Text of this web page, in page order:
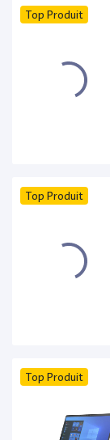
Top Produit
Top Produit
Top Produit